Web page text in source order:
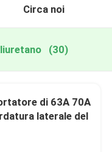
Circa noi
(30)
di 63A 70A
laterale del